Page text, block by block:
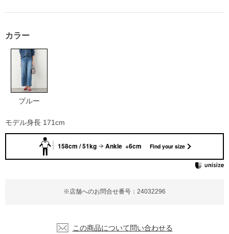
※店舗へのお問合せ番号：24032296
カラー
ブルー
この商品について問い合わせる
モデル身長 171cm
158cm / 51kg Ankle +6cm Find your size